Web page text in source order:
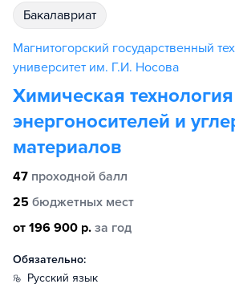
бакалавриат
Магнитогорский государственный
университет им. Г.И. Носова
Химическая
энергоносителей и
материалов
47 проходной балл
25 бюджетных мест
от 196 900 р. за год
Обязательно:
русский язык